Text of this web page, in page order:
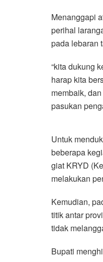
Menanggapi
perihal
pada lebaran
“kita dukung
harap kita
membaik,
pasukan
Untuk
beberapa
giat KRYD
melakukan
Kemudian,
titik antar
tidak
Bupati